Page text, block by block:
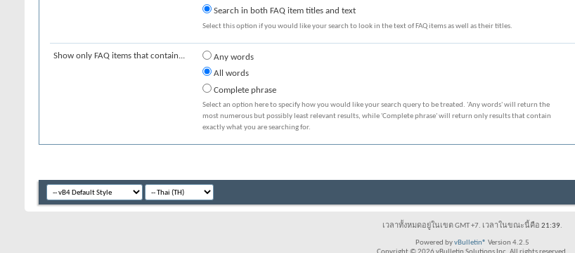
Search in both FAQ item titles and text
Select this option if you would like your search to look in the text of FAQ items as well as their titles.
Show only FAQ items that contain...
Any words
All words
Complete phrase
Select an option here to specify how you would like your search query to be treated. 'Any words' will return the
most numerous but possibly least relevant results, while 'Complete phrase' will return only results that contain
exactly what you are searching for.
เวลาทั้งหมดอยู่ในเขต GMT +7. เวลาในขณะนี้คือ 21:39.
Powered byvBulletin® Version 4.2.5